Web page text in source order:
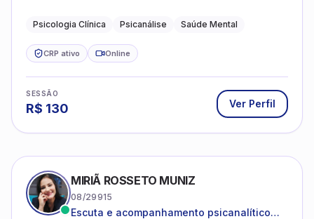
Psicologia Clínica Psicanálise Saúde Mental
CRP ativo Online
SESSÃO
R$ 130 Ver Perfil
MIRIÃ ROSSETO MUNIZ
08/29915
Escuta e acompanhamento psicanalítico